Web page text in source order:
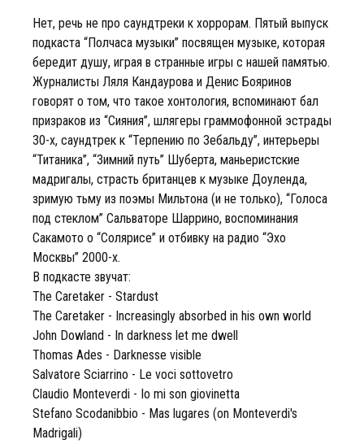
Нет, речь не про саундтреки к хоррорам. Пятый выпуск
подкаста “Полчаса музыки” посвящен музыке, которая
бередит душу, играя в странные игры с нашей памятью.
Журналисты Ляля Кандаурова и Денис Бояринов
говорят о том, что такое хонтология, вспоминают бал
призраков из “Сияния”, шлягеры граммофонной эстрады
30-х, саундтрек к “Терпению по Зебальду”, интерьеры
“Титаника”, “Зимний путь” Шуберта, маньеристские
мадригалы, страсть британцев к музыке Доуленда,
зримую тьму из поэмы Мильтона (и не только), “Голоса
под стеклом” Сальваторе Шаррино, воспоминания
Сакамото о “Солярисе” и отбивку на радио “Эхо
Москвы” 2000-х.
В подкасте звучат:
The Caretaker - Stardust
The Caretaker - Increasingly absorbed in his own world
John Dowland - In darkness let me dwell
Thomas Ades - Darknesse visible
Salvatore Sciarrino - Le voci sottovetro
Claudio Monteverdi - Io mi son giovinetta
Stefano Scodanibbio - Mas lugares (on Monteverdi's
Madrigali)